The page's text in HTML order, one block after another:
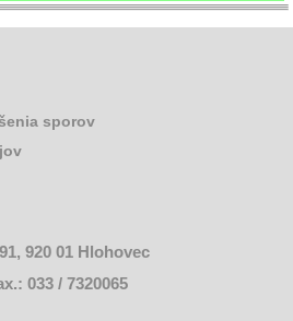
sporov
920 01 Hlohovec
033 / 7320065